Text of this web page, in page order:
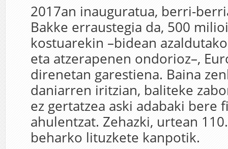
2017an inauguratua, berri-
Bakke erraustegia da, 500
kostuarekin –bidean
eta atzerapenen ondorioz–,
direnetan garestiena. Baina
daniarren iritzian, baliteke
ez gertatzea aski adabaki bere
ahulentzat. Zehazki, urtean
beharko lituzkete kanpotik.